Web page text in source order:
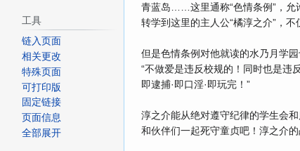
青蓝岛……这里通称“色情条例”，允
转学到这里的主人公“橘淳之介”，
但是色情条例对他就读的水乃月学园
“不做爱是违反校规的！同时也是违
即逮捕·即口淫·即玩完！”
淳之介能从绝对遵守纪律的学生会
和伙伴们一起死守童贞吧！淳之介的
工具
链入页面
相关更改
特殊页面
可打印版
固定链接
页面信息
全部展开